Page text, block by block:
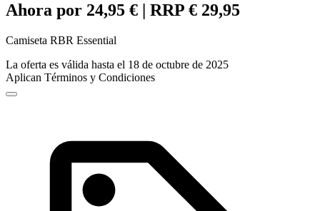
Ahora por 24,95 € | RRP € 29,95
Camiseta RBR Essential
La oferta es válida hasta el 18 de octubre de 2025
Aplican Términos y Condiciones